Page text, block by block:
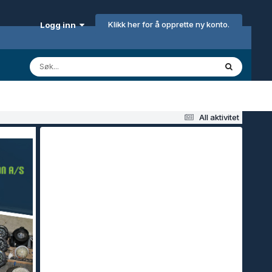
Logg inn Klikk her for å opprette ny konto.
All aktivitet